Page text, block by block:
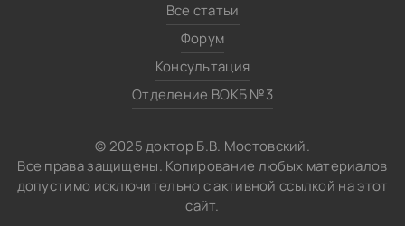
Все статьи
Форум
Консультация
Отделение ВОКБ №3
© 2025 доктор Б.В. Мостовский.
Все права защищены. Копирование любых материалов
допустимо исключительно с активной ссылкой на этот
сайт.